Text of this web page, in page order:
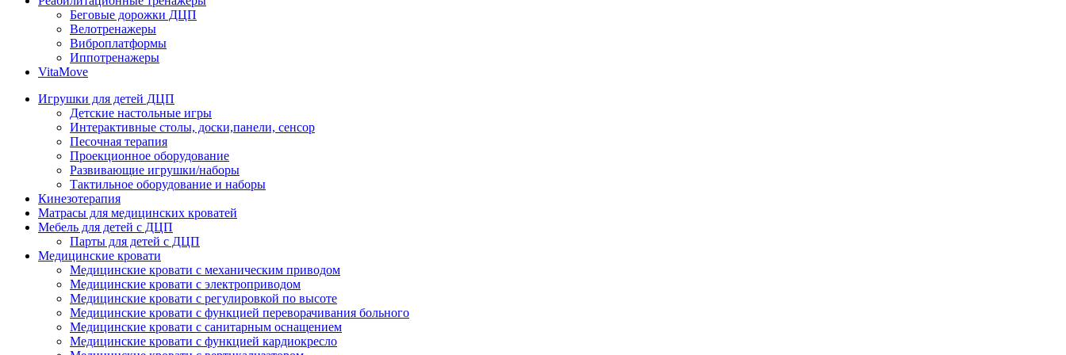
Беговые дорожки ДЦП
Велотренажеры
Виброплатформы
Иппотренажеры
VitaMove
Игрушки для детей ДЦП
Детские настольные игры
Интерактивные столы, доски,панели, сенсор
Песочная терапия
Проекционное оборудование
Развивающие игрушки/наборы
Тактильное оборудование и наборы
Кинезотерапия
Матрасы для медицинских кроватей
Мебель для детей с ДЦП
Парты для детей с ДЦП
Медицинские кровати
Медицинские кровати с механическим приводом
Медицинские кровати с электроприводом
Медицинские кровати с регулировкой по высоте
Медицинские кровати с функцией переворачивания больного
Медицинские кровати с санитарным оснащением
Медицинские кровати с функцией кардиокресло